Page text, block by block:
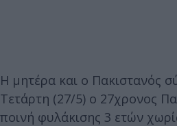
Η μητέρα και ο Πακιστανός
Τετάρτη (27/5) ο 27χρονος
ποινή φυλάκισης 3 ετών